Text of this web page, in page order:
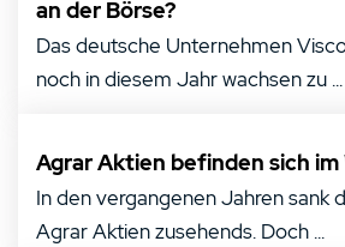
an der Börse?
Das deutsche Unternehmen
noch in diesem Jahr wachsen zu ...
Agrar Aktien befinden sich im
In den vergangenen Jahren sank
Agrar Aktien zusehends. Doch ...